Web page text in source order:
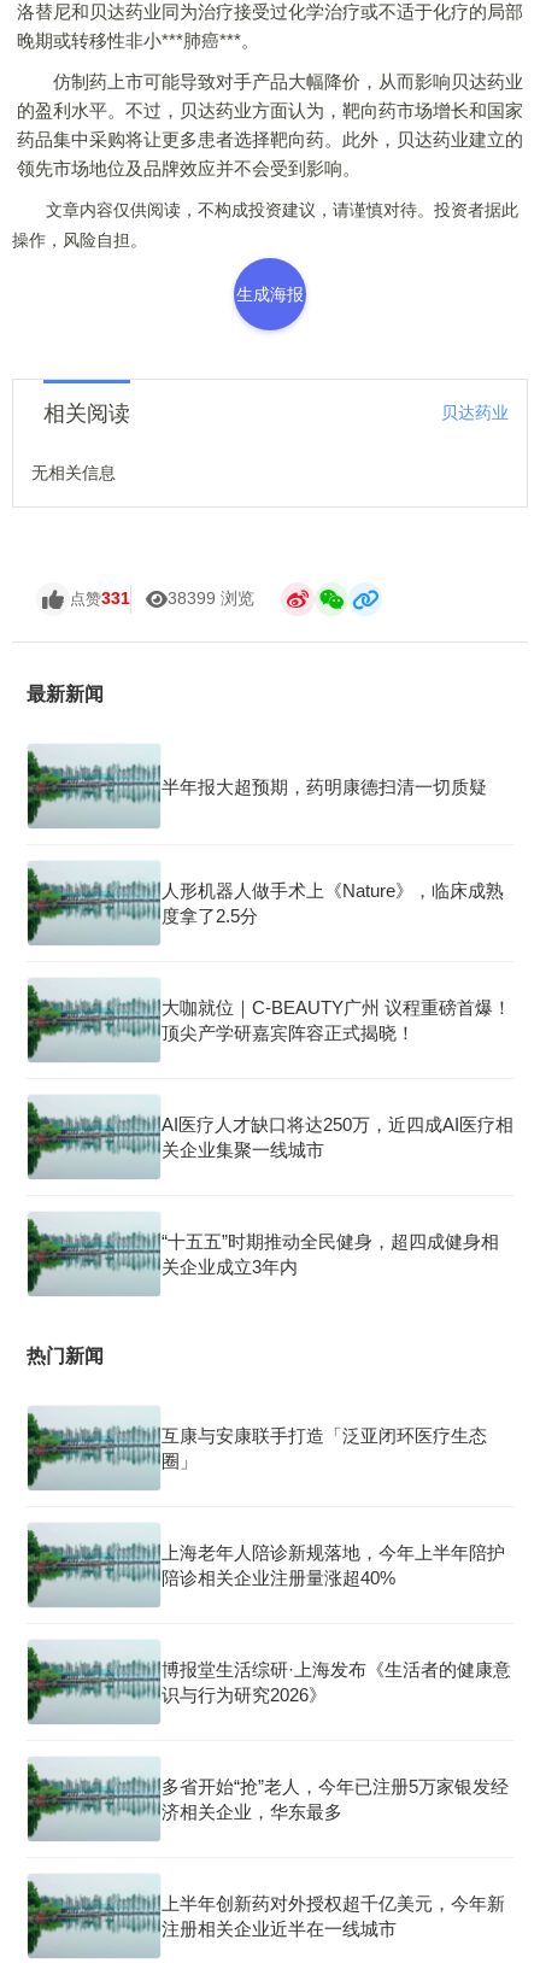
洛替尼和贝达药业同为治疗接受过化学治疗或不适于化疗的局部
晚期或转移性非小***肺癌***。
仿制药上市可能导致对手产品大幅降价，从而影响贝达药业
的盈利水平。不过，贝达药业方面认为，靶向药市场增长和国家
药品集中采购将让更多患者选择靶向药。此外，贝达药业建立的
领先市场地位及品牌效应并不会受到影响。
文章内容仅供阅读，不构成投资建议，请谨慎对待。投资者据此
操作，风险自担。
生成海报
相关阅读 贝达药业
无相关信息
点赞331 38399 浏览
最新新闻
半年报大超预期，药明康德扫清一切质疑
人形机器人做手术上《Nature》，临床成熟
度拿了2.5分
大咖就位｜C-BEAUTY广州 议程重磅首爆！
顶尖产学研嘉宾阵容正式揭晓！
AI医疗人才缺口将达250万，近四成AI医疗相
关企业集聚一线城市
“十五五”时期推动全民健身，超四成健身相
关企业成立3年内
热门新闻
互康与安康联手打造「泛亚闭环医疗生态
圈」
上海老年人陪诊新规落地，今年上半年陪护
陪诊相关企业注册量涨超40%
博报堂生活综研·上海发布《生活者的健康意
识与行为研究2026》
多省开始“抢”老人，今年已注册5万家银发经
济相关企业，华东最多
上半年创新药对外授权超千亿美元，今年新
注册相关企业近半在一线城市